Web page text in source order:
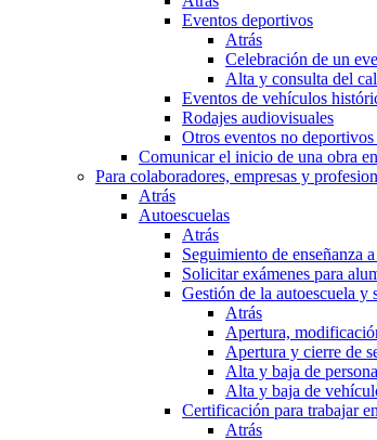
Eventos deportivos
Atrás
Celebración de un
Alta y consulta del
Eventos de vehículos
Rodajes audiovisuales
Otros eventos no
Comunicar el inicio de una obra
Para colaboradores, empresas y
Atrás
Autoescuelas
Atrás
Seguimiento de enseñanza
Solicitar exámenes para
Gestión de la autoescuela y
Atrás
Apertura,
Apertura y cierre de
Alta y baja de
Alta y baja de
Certificación para trabajar
Atrás